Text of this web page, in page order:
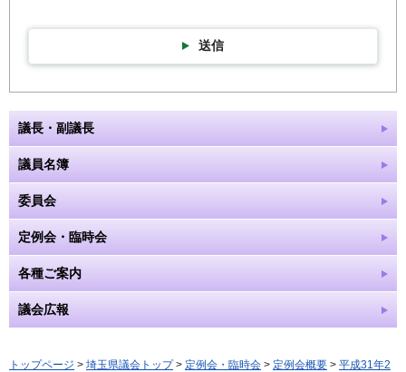
送信
議長・副議長
議員名簿
委員会
定例会・臨時会
各種ご案内
議会広報
トップページ > 埼玉県議会トップ> 定例会・臨時会 > 定例会概要 > 平成31年2